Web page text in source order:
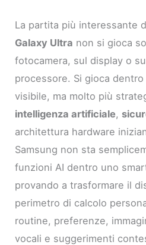
La partita più interessante
Galaxy Ultra non si gioca
fotocamera, sul display o
processore. Si gioca
visibile, ma molto più
intelligenza artificiale,
architettura hardware
Samsung non sta
funzioni AI dentro uno
provando a trasformare il
perimetro di calcolo
routine, preferenze,
vocali e suggerimenti